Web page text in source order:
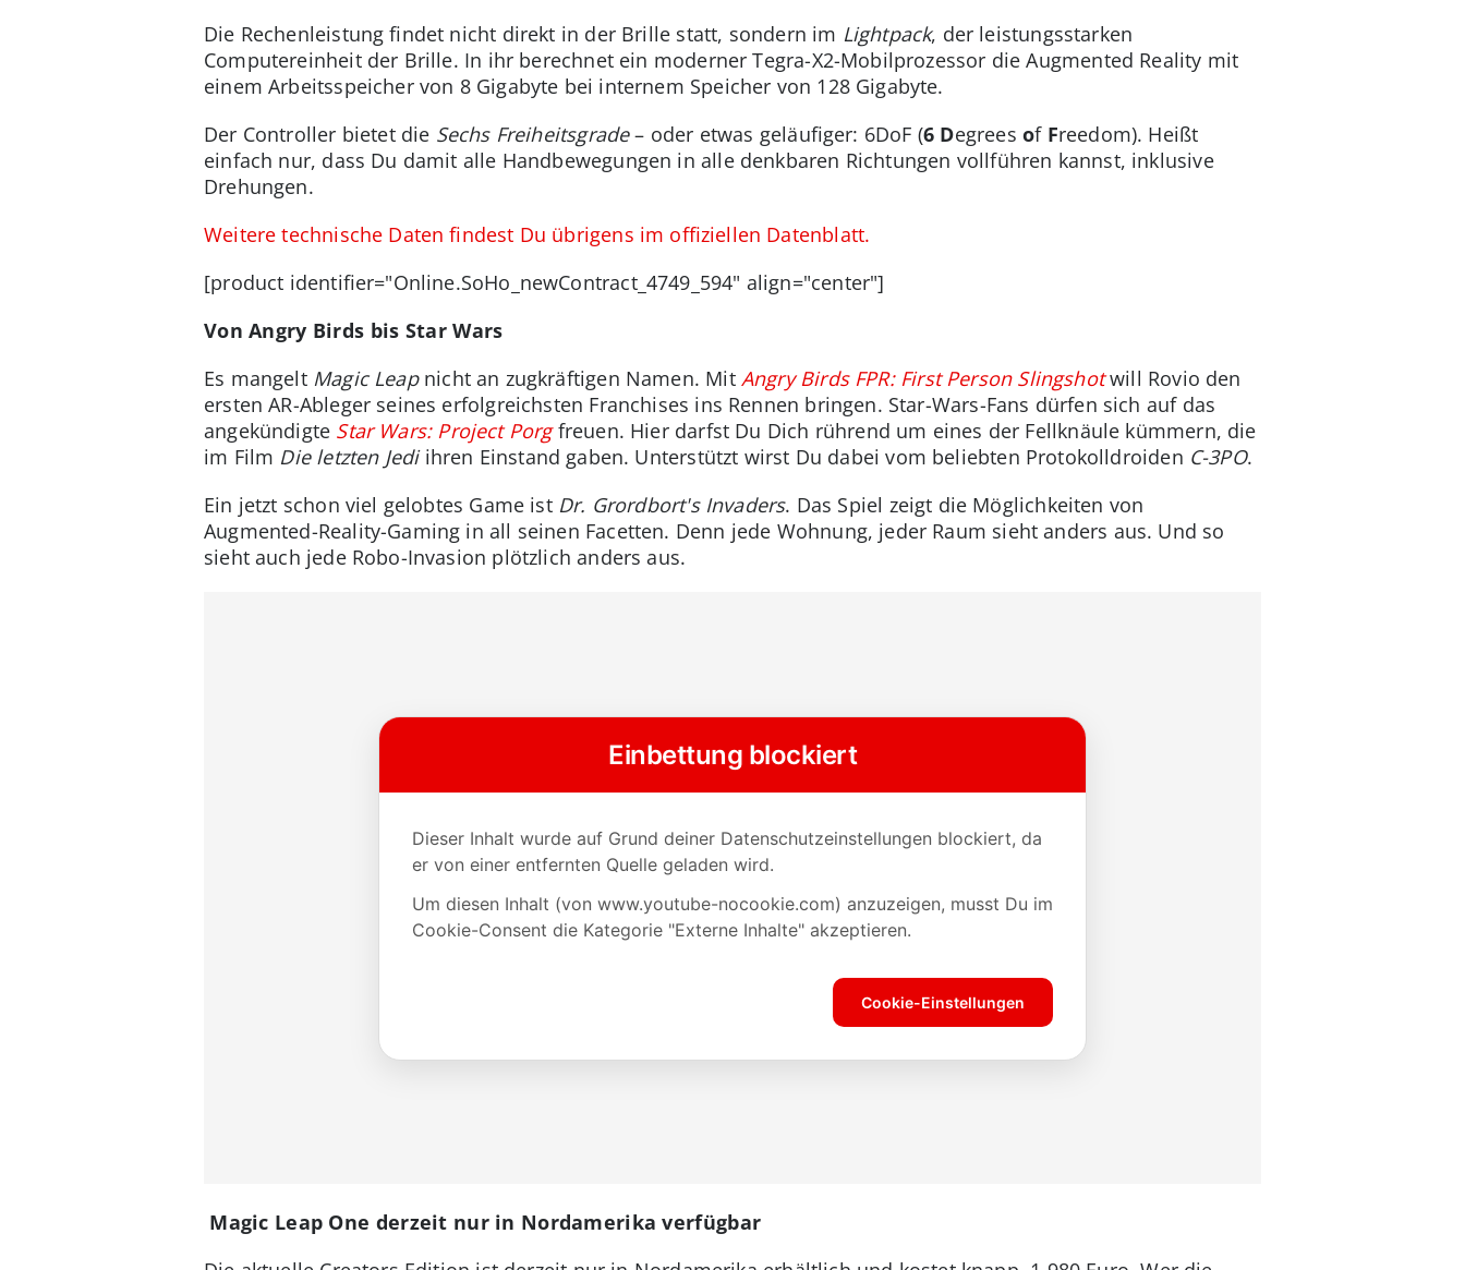
Die Rechenleistung findet nicht direkt in der Brille statt, sondern im Lightpack, der leistungsstarken
Computereinheit der Brille. In ihr berechnet ein moderner Tegra-X2-Mobilprozessor die Augmented Reality mit
einem Arbeitsspeicher von 8 Gigabyte bei internem Speicher von 128 Gigabyte.
Der Controller bietet die Sechs Freiheitsgrade– oder etwas geläufiger: 6DoF (6 Degrees of Freedom). Heißt
einfach nur, dass Du damit alle Handbewegungen in alle denkbaren Richtungen vollführen kannst, inklusive
Drehungen.
Weitere technische Daten findest Du übrigens im offiziellen Datenblatt.
[product identifier="Online.SoHo_newContract_4749_594" align="center"]
Von Angry Birds bis Star Wars
Es mangelt Magic Leapnicht an zugkräftigen Namen. Mit Angry Birds FPR: First Person Slingshotwill Rovio den
ersten AR-Ableger seines erfolgreichsten Franchises ins Rennen bringen. Star-Wars-Fans dürfen sich auf das
angekündigte Star Wars: Project Porgfreuen. Hier darfst Du Dich rührend um eines der Fellknäule kümmern, die
im Film Die letzten Jediihren Einstand gaben. Unterstützt wirst Du dabei vom beliebten Protokolldroiden C-3PO.
Ein jetzt schon viel gelobtes Game ist Dr. Grordbort's Invaders. Das Spiel zeigt die Möglichkeiten von
Augmented-Reality-Gaming in all seinen Facetten. Denn jede Wohnung, jeder Raum sieht anders aus. Und so
sieht auch jede Robo-Invasion plötzlich anders aus.
Magic Leap One derzeit nur in Nordamerika verfügbar